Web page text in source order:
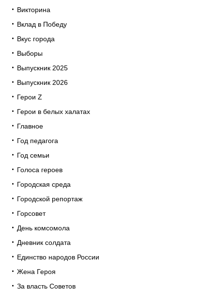
Викторина
Вклад в Победу
Вкус города
Выборы
Выпускник 2025
Выпускник 2026
Герои Z
Герои в белых халатах
Главное
Год педагога
Год семьи
Голоса героев
Городская среда
Городской репортаж
Горсовет
День комсомола
Дневник солдата
Единство народов России
Жена Героя
За власть Советов